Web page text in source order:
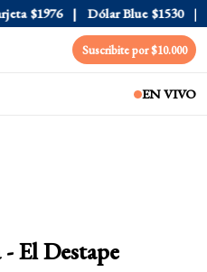
$1976 Dólar Blue $1530
Suscribite por $10.000
EN VIVO
El Destape